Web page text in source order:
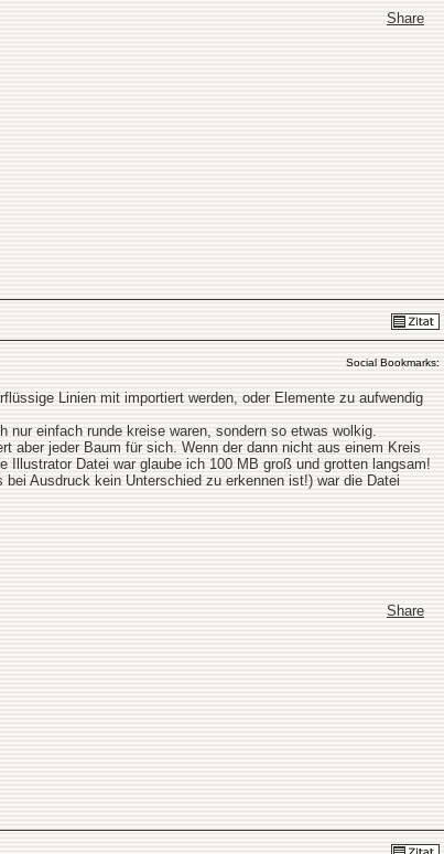
Share
Social Bookmarks:
Linien mit importiert werden, oder Elemente zu aufwendig
nur einfach runde kreise waren, sondern so etwas wolkig.
jeder Baum für sich. Wenn der dann nicht aus einem Kreis
Datei war glaube ich 100 MB groß und grotten langsam!
Ausdruck kein Unterschied zu erkennen ist!) war die Datei
Share